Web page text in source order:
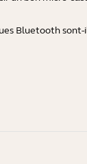
Bluetooth sont-